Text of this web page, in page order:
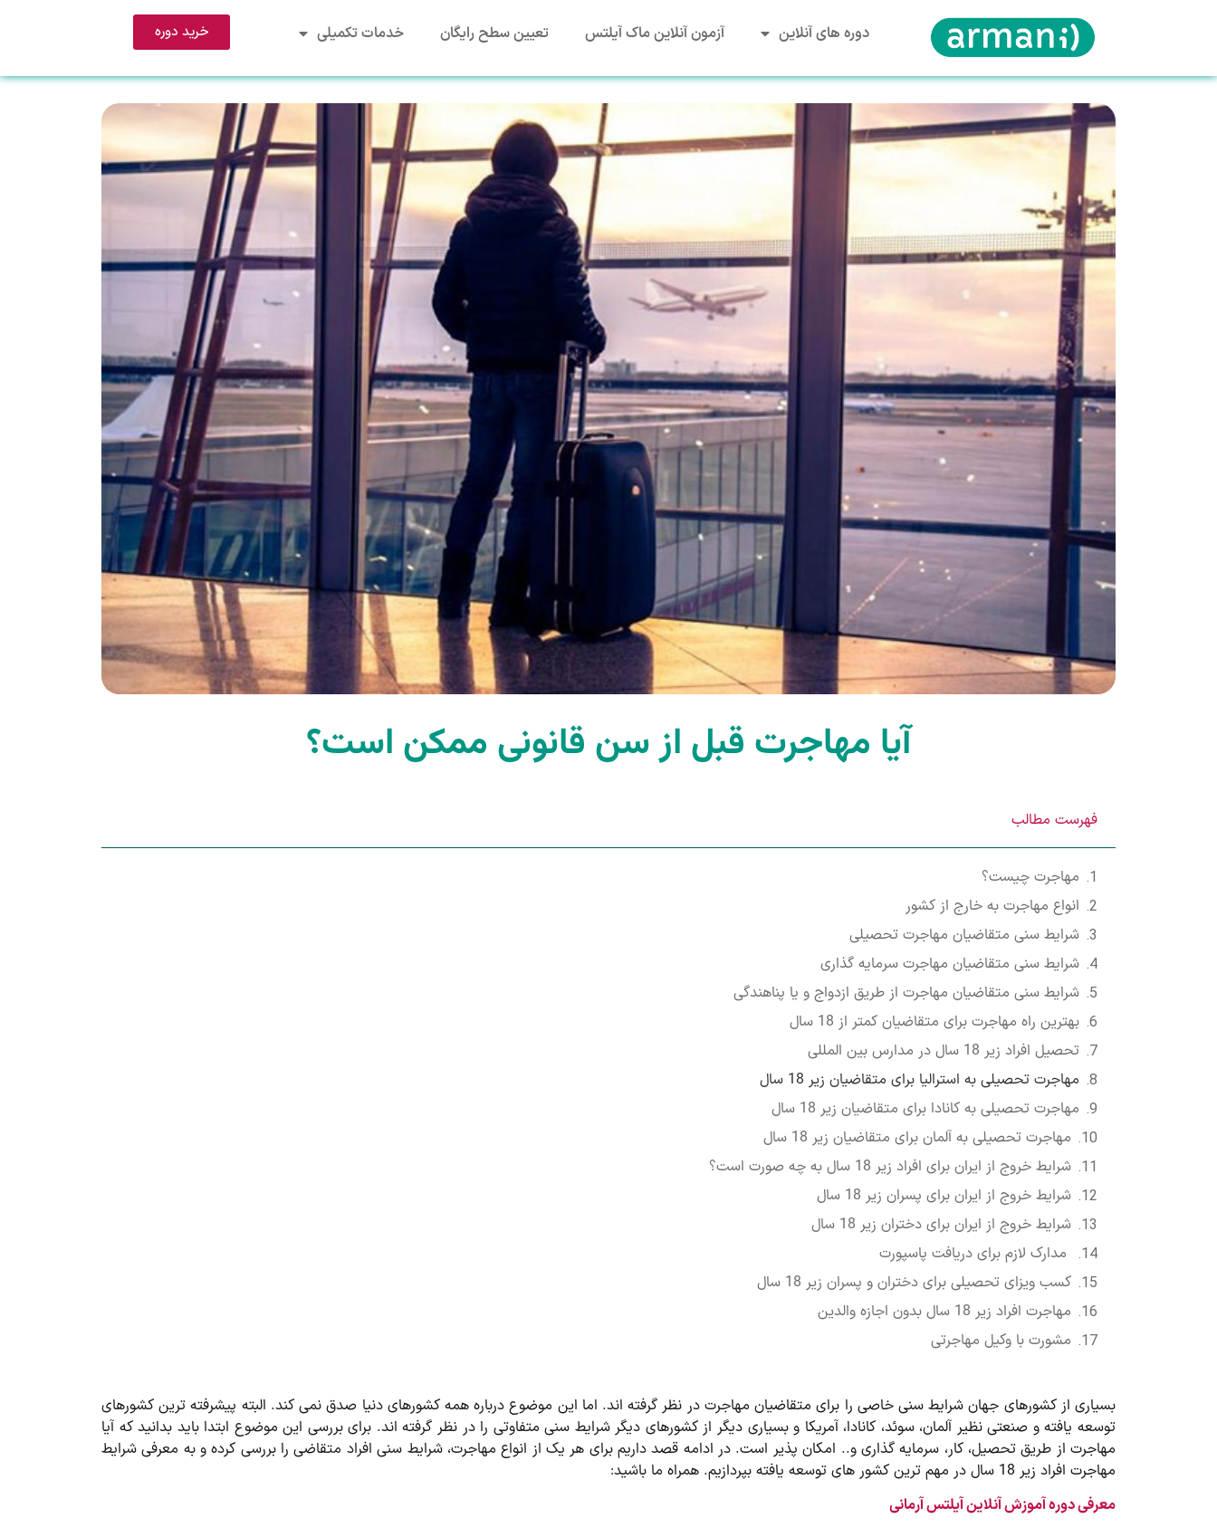
دوره های آنلاین آزمون آنلاین ماک آیلتس تعیین سطح رایگان خدمات تکمیلی خرید دوره
آیا مهاجرت قبل از سن قانونی ممکن است؟
فهرست مطالب
مهاجرت چیست؟
انواع مهاجرت به خارج از کشور
شرایط سنی متقاضیان مهاجرت تحصیلی
شرایط سنی متقاضیان مهاجرت سرمایه گذاری
شرایط سنی متقاضیان مهاجرت از طریق ازدواج و یا پناهندگی
بهترین راه مهاجرت برای متقاضیان کمتر از 18 سال
تحصیل افراد زیر 18 سال در مدارس بین المللی
مهاجرت تحصیلی به استرالیا برای متقاضیان زیر 18 سال
مهاجرت تحصیلی به کانادا برای متقاضیان زیر 18 سال
مهاجرت تحصیلی به آلمان برای متقاضیان زیر 18 سال
شرایط خروج از ایران برای افراد زیر 18 سال به چه صورت است؟
شرایط خروج از ایران برای پسران زیر 18 سال
شرایط خروج از ایران برای دختران زیر 18 سال
مدارک لازم برای دریافت پاسپورت
کسب ویزای تحصیلی برای دختران و پسران زیر 18 سال
مهاجرت افراد زیر 18 سال بدون اجازه والدین
مشورت با وکیل مهاجرتی
بسیاری از کشورهای جهان شرایط سنی خاصی را برای متقاضیان مهاجرت در نظر گرفته اند. اما این موضوع درباره همه کشورهای دنیا صدق نمی کند. البته پیشرفته ترین کشورهای
توسعه یافته و صنعتی نظیر آلمان، سوئد، کانادا، آمریکا و بسیاری دیگر از کشورهای دیگر شرایط سنی متفاوتی را در نظر گرفته اند. برای بررسی این موضوع ابتدا باید بدانید که آیا
مهاجرت از طریق تحصیل، کار، سرمایه گذاری و.. امکان پذیر است. در ادامه قصد داریم برای هر یک از انواع مهاجرت، شرایط سنی افراد متقاضی را بررسی کرده و به معرفی شرایط
مهاجرت افراد زیر 18 سال در مهم ترین کشور های توسعه یافته بپردازیم. همراه ما باشید:
معرفی دوره آموزش آنلاین آیلتس آرمانی